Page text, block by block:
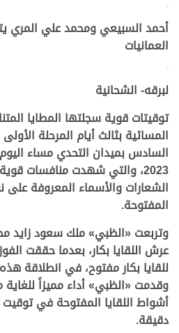
.
أحمد السبيعي ومحمد علي المري
العمانيات
.
لبرقه- الشحانية
توقيتات قوية سجلتها المطايا
المسائية بثالث أيام المرحلة
2023، والتي شهدت منافسات
الشعارات والأسماء المعروفة
المفتوحة.
وتربعت «الظبي» ملك سعود زايد
عرش اللقايا بكار، بعدما حققت
للقايا بكار مفتوح، في انطلاقة
وقدمت «الظبي» أداء مميزاً
دقيقة.